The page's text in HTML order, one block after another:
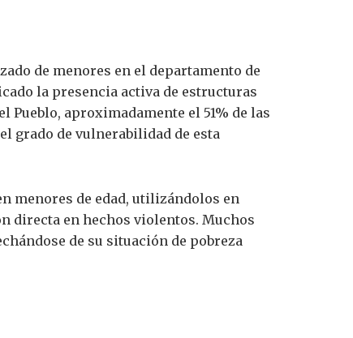
de menores en el departamento de
la presencia activa de estructuras
Pueblo, aproximadamente el 51% de las
grado de vulnerabilidad de esta
menores de edad, utilizándolos en
directa en hechos violentos. Muchos
de su situación de pobreza